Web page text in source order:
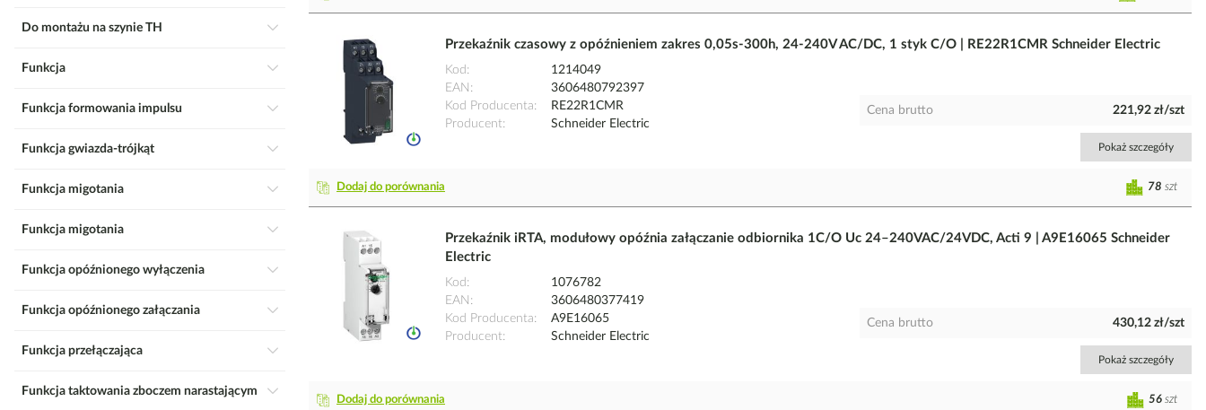
Przekaźnik czasowy z opóźnieniem zakres 0,05s-300h, 24-240V AC/DC, 1 styk C/O | RE22R1CMR Schneider Electric
Kod
1214049
EAN
3606480792397
Kod Producenta
RE22R1CMR
Producent
Schneider Electric
Cena brutto 221,92 zł/szt
Pokaż szczegóły
Dodaj do porównania 78 szt
Przekaźnik iRTA, modułowy opóźnia załączanie odbiornika 1C/O Uc 24–240VAC/24VDC, Acti 9 | A9E16065 Schneider
Electric
Kod
1076782
EAN
3606480377419
Kod Producenta
A9E16065
Producent
Schneider Electric
Cena brutto 430,12 zł/szt
Pokaż szczegóły
Dodaj do porównania 56 szt
Do montażu na szynie TH
Funkcja
Funkcja formowania impulsu
Funkcja gwiazda-trójkąt
Funkcja migotania
Funkcja migotania
Funkcja opóźnionego wyłączenia
Funkcja opóźnionego załączania
Funkcja przełączająca
Funkcja taktowania zboczem narastającym